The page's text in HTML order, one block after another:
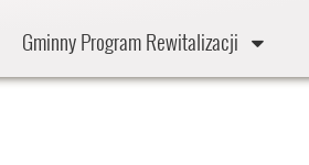
Gminny Program Rewitalizacji